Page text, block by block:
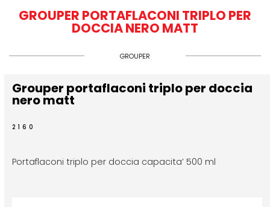
GROUPER PORTAFLACONI TRIPLO PER
DOCCIA NERO MATT
GROUPER
Grouper portaflaconi triplo per doccia
nero matt
2160
Portaflaconi triplo per doccia capacita’ 500 ml